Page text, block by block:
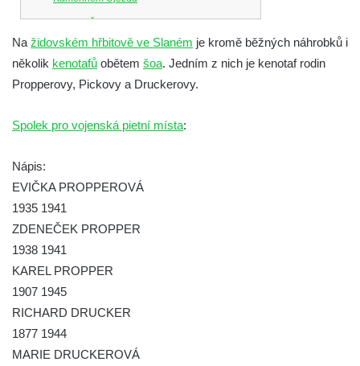
Kenotaf Šimona Valhy na starém hřbitově v
Kamenném Újezdě
Kenotaf Václava B. Hájka na starém
hřbitově v Kamenném Újezdě
Kamenném Újezdě
Velešíně
Kenotaf Josefa Jílka na hřbitově ve
Velešíně
Hrob Jana Foitla na hřbitově ve Velešíně
Hrob Ludvíka Tůmy na hřbitově ve Velešíně
Pomník obětem 2. světové války na hřbitově
u kostela svatého Václava ve Velešíně
Na židovském hřbitově ve Slaném je kromě běžných náhrobků i
několik kenotafů obětem šoa. Jedním z nich je kenotaf rodin
Propperovy, Pickovy a Druckerovy.
Spolek pro vojenská pietní místa:
Nápis:
EVIČKA PROPPEROVÁ
1935 1941
ZDENEČEK PROPPER
1938 1941
KAREL PROPPER
1907 1945
RICHARD DRUCKER
1877 1944
MARIE DRUCKEROVÁ